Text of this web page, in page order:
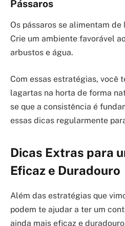
Pássaros
Os pássaros se alimentam
Crie um ambiente favorável
arbustos e água.
Com essas estratégias, você
lagartas na horta de forma
se que a consistência é
essas dicas regularmente
Dicas Extras para
Eficaz e Duradouro
Além das estratégias que
podem te ajudar a ter um
ainda mais eficaz e